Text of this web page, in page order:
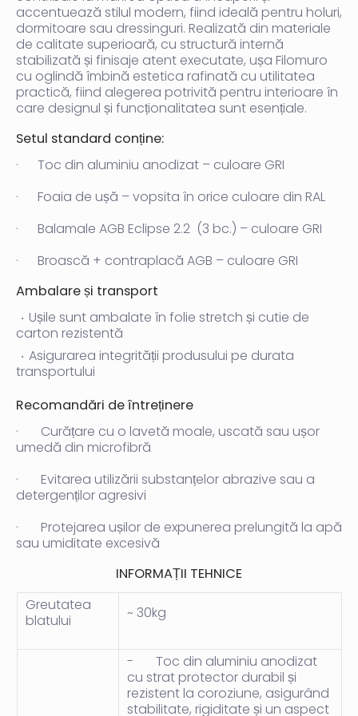
accentuează stilul modern, fiind ideală pentru holuri,
dormitoare sau dressinguri. Realizată din materiale
de calitate superioară, cu structură internă
stabilizată și finisaje atent executate, ușa Filomuro
cu oglindă îmbină estetica rafinată cu utilitatea
practică, fiind alegerea potrivită pentru interioare în
care designul și funcționalitatea sunt esențiale.
Setul standard conține:
· Toc din aluminiu anodizat – culoare GRI
· Foaia de ușă – vopsita în orice culoare din RAL
· Balamale AGB Eclipse 2.2 (3 bc.) – culoare GRI
· Broască + contraplacă AGB – culoare GRI
Ambalare și transport
Ușile sunt ambalate în folie stretch și cutie de
carton rezistentă
Asigurarea integrității produsului pe durata
transportului
Recomandări de întreținere
· Curățare cu o lavetă moale, uscată sau ușor
umedă din microfibră
· Evitarea utilizării substanțelor abrazive sau a
detergenților agresivi
· Protejarea ușilor de expunerea prelungită la apă
sau umiditate excesivă
INFORMAȚII TEHNICE
Greutatea
blatului
~ 30kg
- Toc din aluminiu anodizat
cu strat protector durabil și
rezistent la coroziune, asigurând
stabilitate, rigiditate și un aspect